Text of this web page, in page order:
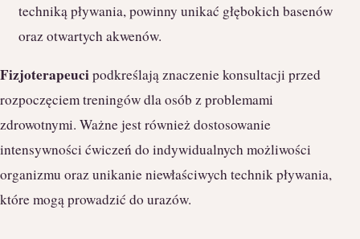
techniką pływania, powinny unikać głębokich basenów
oraz otwartych akwenów.
Fizjoterapeucipodkreślają znaczenie konsultacji przed
rozpoczęciem treningów dla osób z problemami
zdrowotnymi. Ważne jest również dostosowanie
intensywności ćwiczeń do indywidualnych możliwości
organizmu oraz unikanie niewłaściwych technik pływania,
które mogą prowadzić do urazów.